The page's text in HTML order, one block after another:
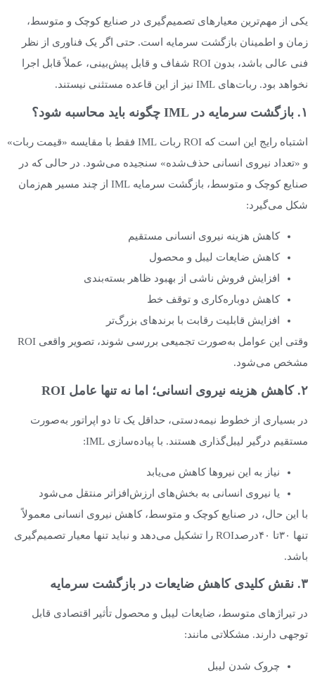
یکی از مهم‌ترین معیارهای تصمیم‌گیری در صنایع کوچک و متوسط،
زمان و اطمینان بازگشت سرمایه است. حتی اگر یک فناوری از نظر
فنی عالی باشد، بدون ROI شفاف و قابل پیش‌بینی، عملاً قابل اجرا
نخواهد بود. ربات‌های IML نیز از این قاعده مستثنی نیستند.
۱. بازگشت سرمایه در IML چگونه باید محاسبه شود؟
اشتباه رایج این است که ROI ربات IML فقط با مقایسه «قیمت ربات»
و «تعداد نیروی انسانی حذف‌شده» سنجیده می‌شود. در حالی که در
صنایع کوچک و متوسط، بازگشت سرمایه IML از چند مسیر هم‌زمان
شکل می‌گیرد:
کاهش هزینه نیروی انسانی مستقیم
کاهش ضایعات لیبل و محصول
افزایش فروش ناشی از بهبود ظاهر بسته‌بندی
کاهش دوباره‌کاری و توقف خط
افزایش قابلیت رقابت با برندهای بزرگ‌تر
وقتی این عوامل به‌صورت تجمیعی بررسی شوند، تصویر واقعی ROI
مشخص می‌شود.
۲. کاهش هزینه نیروی انسانی؛ اما نه تنها عامل ROI
در بسیاری از خطوط نیمه‌دستی، حداقل یک تا دو اپراتور به‌صورت
مستقیم درگیر لیبل‌گذاری هستند. با پیاده‌سازی IML:
نیاز به این نیروها کاهش می‌یابد
یا نیروی انسانی به بخش‌های ارزش‌افزاتر منتقل می‌شود
با این حال، در صنایع کوچک و متوسط، کاهش نیروی انسانی معمولاً
تنها ۳۰تا ۴۰درصدROI را تشکیل می‌دهد و نباید تنها معیار تصمیم‌گیری
باشد.
۳. نقش کلیدی کاهش ضایعات در بازگشت سرمایه
در تیراژهای متوسط، ضایعات لیبل و محصول تأثیر اقتصادی قابل
توجهی دارند. مشکلاتی مانند:
چروک شدن لیبل